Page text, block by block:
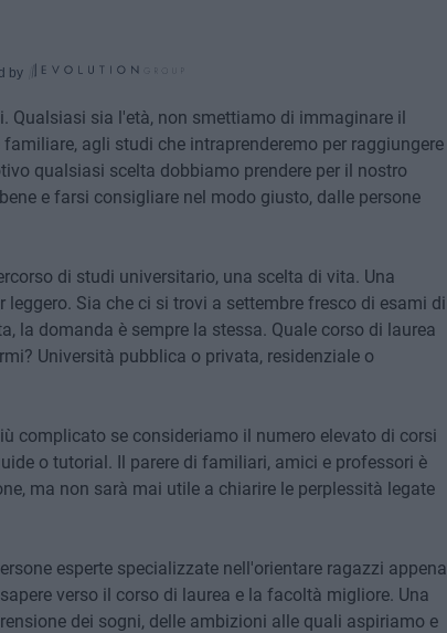
by
Qualsiasi sia l'età, non smettiamo di immaginare il
agli studi che intraprenderemo per raggiungere
qualsiasi scelta dobbiamo prendere per il nostro
e farsi consigliare nel modo giusto, dalle persone
di studi universitario, una scelta di vita. Una
leggero. Sia che ci si trovi a settembre fresco di esami di
la domanda è sempre la stessa. Quale corso di laurea
Università pubblica o privata, residenziale o
complicato se consideriamo il numero elevato di corsi
o tutorial. Il parere di familiari, amici e professori è
ma non sarà mai utile a chiarire le perplessità legate
esperte specializzate nell'orientare ragazzi appena
verso il corso di laurea e la facoltà migliore. Una
dei sogni, delle ambizioni alle quali aspiriamo e